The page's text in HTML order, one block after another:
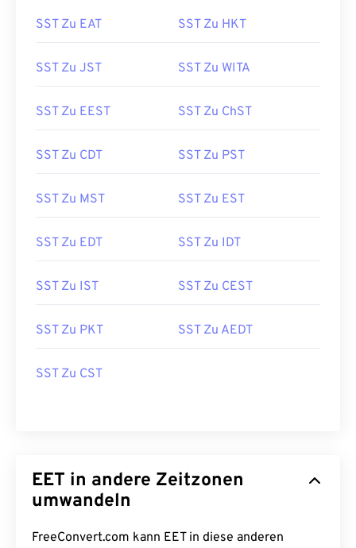
SST Zu EAT SST Zu HKT
SST Zu JST SST Zu WITA
SST Zu EEST SST Zu ChST
SST Zu CDT SST Zu PST
SST Zu MST SST Zu EST
SST Zu EDT SST Zu IDT
SST Zu IST SST Zu CEST
SST Zu PKT SST Zu AEDT
SST Zu CST
EET in andere Zeitzonen
umwandeln
FreeConvert.com kann EET in diese anderen